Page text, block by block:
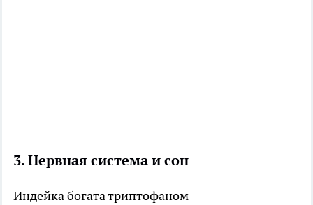
3. Нервная система и сон
Индейка богата триптофаном —